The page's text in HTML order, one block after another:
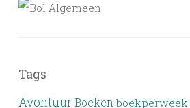
Tags
Avontuur Boeken boekperweek